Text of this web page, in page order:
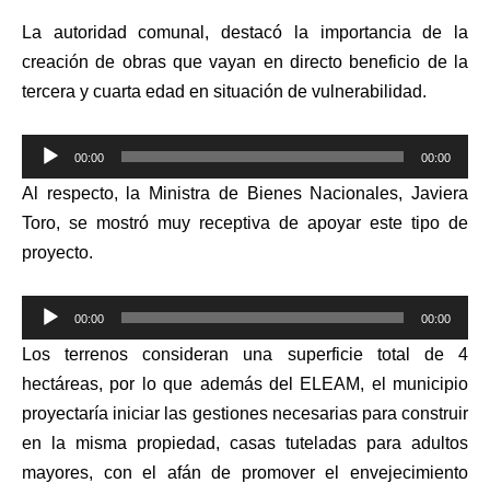
La autoridad comunal, destacó la importancia de la
creación de obras que vayan en directo beneficio de la
tercera y cuarta edad en situación de vulnerabilidad.
Reproductor
de
audio
00:00 00:00
Al respecto, la Ministra de Bienes Nacionales, Javiera
Toro, se mostró muy receptiva de apoyar este tipo de
proyecto.
Reproductor
de
audio
00:00 00:00
Los terrenos consideran una superficie total de 4
hectáreas, por lo que además del ELEAM, el municipio
proyectaría iniciar las gestiones necesarias para construir
en la misma propiedad, casas tuteladas para adultos
mayores, con el afán de promover el envejecimiento